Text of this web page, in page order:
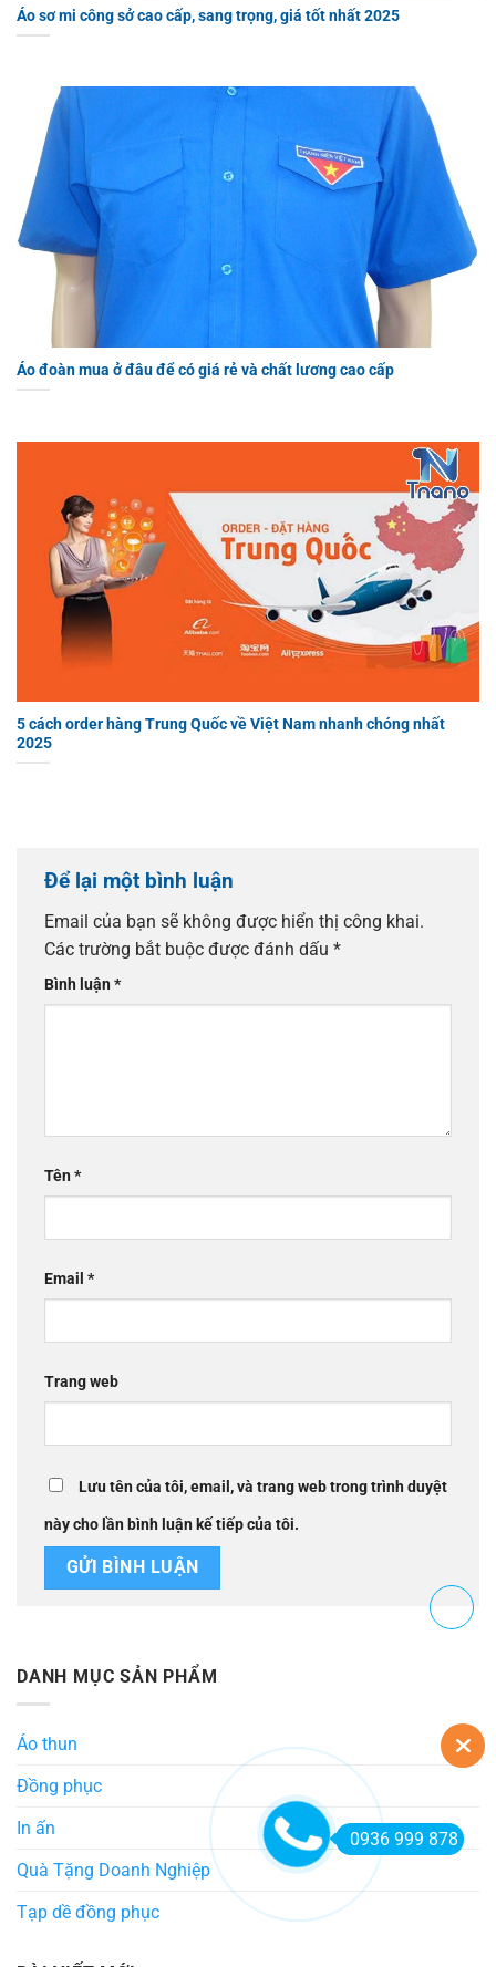
Áo sơ mi công sở cao cấp, sang trọng, giá tốt nhất 2025
Áo đoàn mua ở đâu để có giá rẻ và chất lương cao cấp
5 cách order hàng Trung Quốc về Việt Nam nhanh chóng nhất
2025
Để lại một bình luận
Email của bạn sẽ không được hiển thị công khai.
Các trường bắt buộc được đánh dấu *
Bình luận*
Tên*
Email *
Trang web
Lưu tên của tôi, email, và trang web trong trình duyệt
này cho lần bình luận kế tiếp của tôi.
DANH MỤC SẢN PHẨM
Áo thun
Đồng phục
In ấn
Quà Tặng Doanh Nghiệp
Tạp dề đồng phục
0936 999 878